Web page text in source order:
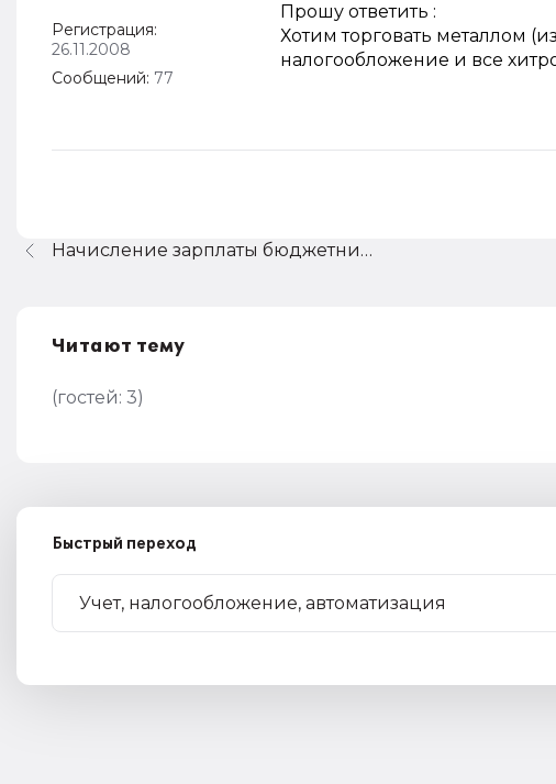
Регистрация:
26.11.2008
Сообщений: 77
Прошу ответить :
Хотим торговать металлом
налогообложение и все
Начисление зарплаты бюджетникам
Читают тему
(гостей: 3)
Быстрый переход